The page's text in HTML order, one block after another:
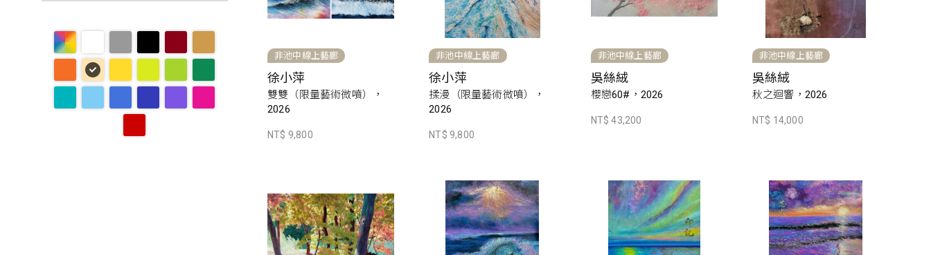
非池中線上藝廊
徐小萍
雙雙（限量藝術微噴），
2026
NT$ 9,800
非池中線上藝廊
徐小萍
揉漫（限量藝術微噴），
2026
NT$ 9,800
非池中線上藝廊
吳絲絨
櫻戀60#，2026
NT$ 43,200
非池中線上藝廊
吳絲絨
秋之迴響，2026
NT$ 14,000